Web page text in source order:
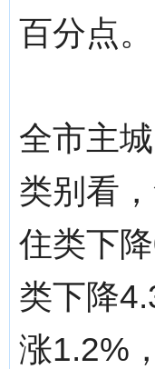
百分点。
全市主
类别看
住类下
类下降
涨1.2%